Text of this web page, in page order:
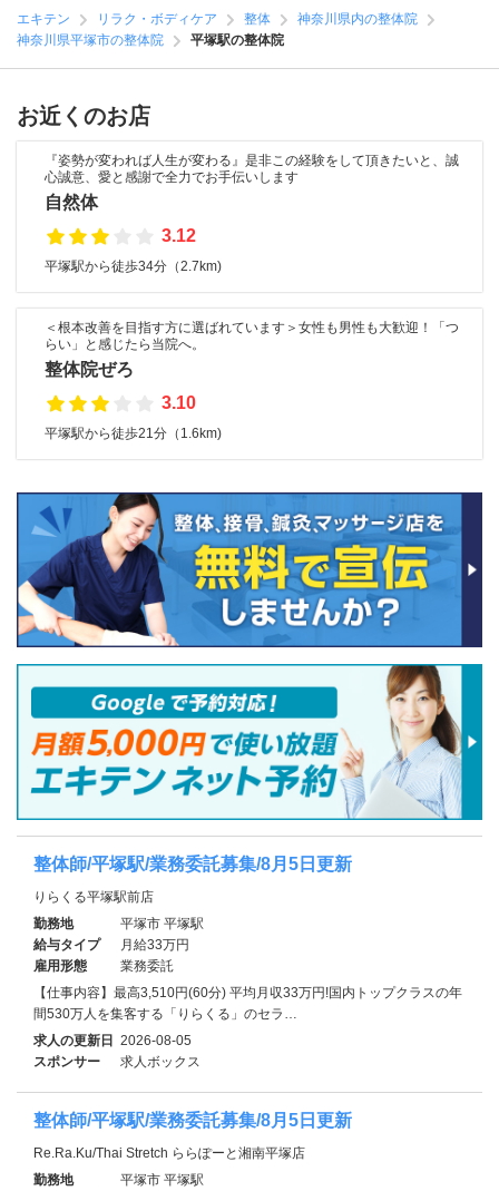
エキテン リラク・ボディケア 整体
神奈川県内の整体院
神奈川県平塚市の整体院
平塚駅の整体院
お近くのお店
『姿勢が変われば人生が変わる』是非この経験をして頂きたいと、誠
心誠意、愛と感謝で全力でお手伝いします
自然体
3.12
平塚駅から徒歩34分（2.7km)
＜根本改善を目指す方に選ばれています＞女性も男性も大歓迎！「つ
らい」と感じたら当院へ。
整体院ぜろ
3.10
平塚駅から徒歩21分（1.6km)
整体師/平塚駅/業務委託募集/8月5日更新
りらくる平塚駅前店
勤務地
平塚市 平塚駅
給与タイプ
月給33万円
雇用形態
業務委託
【仕事内容】最高3,510円(60分) 平均月収33万円!国内トップクラスの年
間530万人を集客する「りらくる」のセラ…
求人の更新日 2026-08-05
スポンサー
求人ボックス
整体師/平塚駅/業務委託募集/8月5日更新
Re.Ra.Ku/Thai Stretch ららぽーと湘南平塚店
勤務地
平塚市 平塚駅